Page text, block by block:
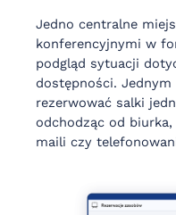
Jedno centralne
konferencyjnymi w
podgląd sytuacji
dostępności.
rezerwować salki
odchodząc od
maili czy